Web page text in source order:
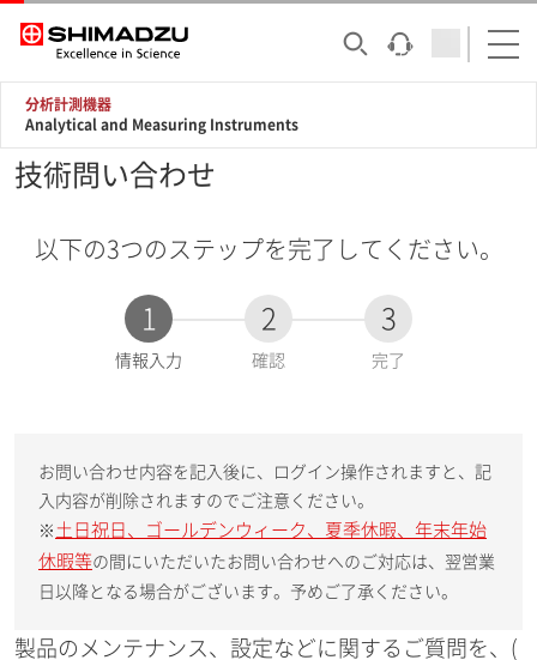
分析計測機器
Analytical and Measuring Instruments
技術問い合わせ
以下の3つのステップを完了してください。
1
現
情報入力
2
確認
3
完了
お問い合わせ内容を記入後に、ログイン操作されますと、記
入内容が削除されますのでご注意ください。
※ 土日祝日、ゴールデンウィーク、夏季休暇、年末年始
休暇等の間にいただいたお問い合わせへのご対応は、翌営業
日以降となる場合がございます。予めご了承ください。
製品のメンテナンス、設定などに関するご質問を、(